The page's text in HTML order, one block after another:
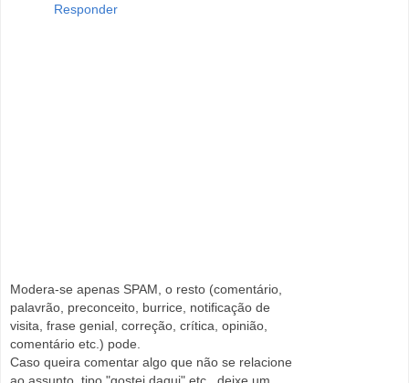
Responder
Modera-se apenas SPAM, o resto (comentário,
palavrão, preconceito, burrice, notificação de
visita, frase genial, correção, crítica, opinião,
comentário etc.) pode.
Caso queira comentar algo que não se relacione